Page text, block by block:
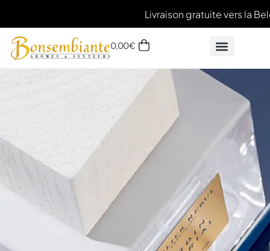
Livraison gratuite vers la
0,00€